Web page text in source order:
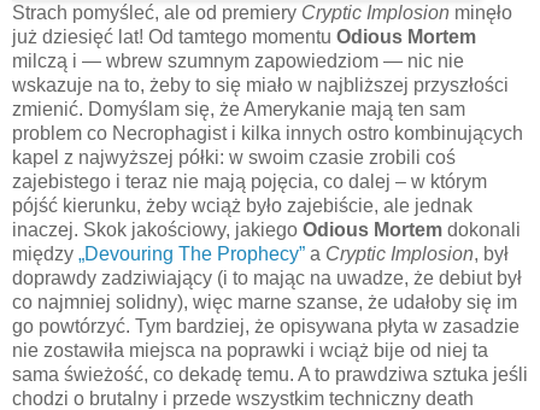
Strach pomyśleć, ale od premiery Cryptic Implosion minęło
już dziesięć lat! Od tamtego momentu Odious Mortem
milczą i — wbrew szumnym zapowiedziom — nic nie
wskazuje na to, żeby to się miało w najbliższej przyszłości
zmienić. Domyślam się, że Amerykanie mają ten sam
problem co Necrophagist i kilka innych ostro kombinujących
kapel z najwyższej półki: w swoim czasie zrobili coś
zajebistego i teraz nie mają pojęcia, co dalej – w którym
pójść kierunku, żeby wciąż było zajebiście, ale jednak
inaczej. Skok jakościowy, jakiego Odious Mortem dokonali
między „Devouring The Prophecy” a Cryptic Implosion, był
doprawdy zadziwiający (i to mając na uwadze, że debiut był
co najmniej solidny), więc marne szanse, że udałoby się im
go powtórzyć. Tym bardziej, że opisywana płyta w zasadzie
nie zostawiła miejsca na poprawki i wciąż bije od niej ta
sama świeżość, co dekadę temu. A to prawdziwa sztuka jeśli
chodzi o brutalny i przede wszystkim techniczny death